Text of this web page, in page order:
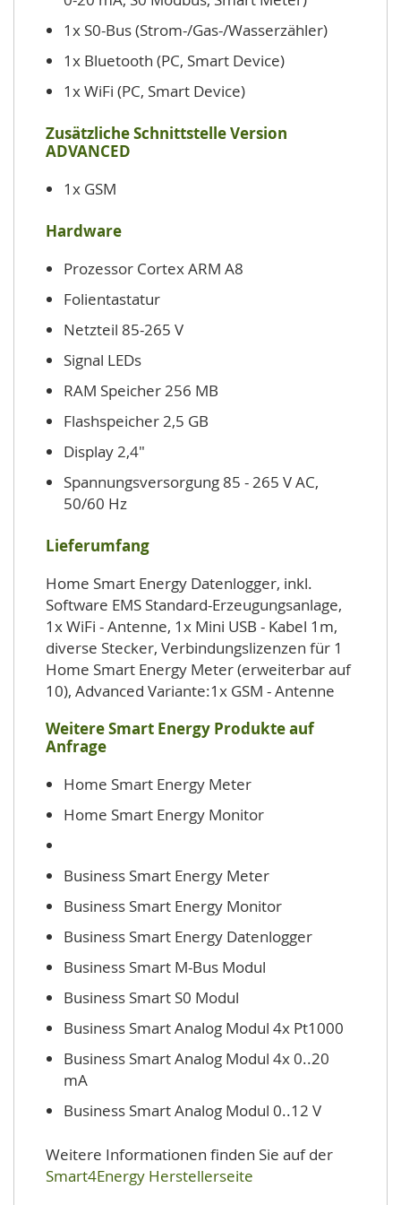
1x S0-Bus (Strom-/Gas-/Wasserzähler)
1x Bluetooth (PC, Smart Device)
1x WiFi (PC, Smart Device)
Zusätzliche Schnittstelle Version
ADVANCED
1x GSM
Hardware
Prozessor Cortex ARM A8
Folientastatur
Netzteil 85-265 V
Signal LEDs
RAM Speicher 256 MB
Flashspeicher 2,5 GB
Display 2,4"
Spannungsversorgung 85 - 265 V AC,
50/60 Hz
Lieferumfang
Home Smart Energy Datenlogger, inkl.
Software EMS Standard-Erzeugungsanlage,
1x WiFi - Antenne, 1x Mini USB - Kabel 1m,
diverse Stecker, Verbindungslizenzen für 1
Home Smart Energy Meter (erweiterbar auf
10), Advanced Variante:1x GSM - Antenne
Weitere Smart Energy Produkte auf
Anfrage
Home Smart Energy Meter
Home Smart Energy Monitor
Business Smart Energy Meter
Business Smart Energy Monitor
Business Smart Energy Datenlogger
Business Smart M-Bus Modul
Business Smart S0 Modul
Business Smart Analog Modul 4x Pt1000
Business Smart Analog Modul 4x 0..20
mA
Business Smart Analog Modul 0..12 V
Weitere Informationen finden Sie auf der
Smart4Energy Herstellerseite